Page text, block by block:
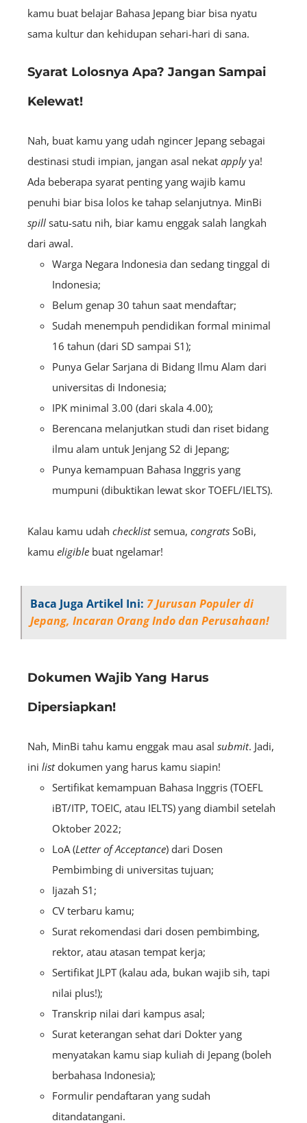
kamu buat belajar Bahasa Jepang biar bisa nyatu
sama kultur dan kehidupan sehari-hari di sana.
Syarat Lolosnya Apa? Jangan Sampai
Kelewat!
Nah, buat kamu yang udah ngincer Jepang sebagai
destinasi studi impian, jangan asal nekat applyya!
Ada beberapa syarat penting yang wajib kamu
penuhi biar bisa lolos ke tahap selanjutnya. MinBi
spill satu-satu nih, biar kamu enggak salah langkah
dari awal.
Warga Negara Indonesia dan sedang tinggal di
Indonesia;
Belum genap 30 tahun saat mendaftar;
Sudah menempuh pendidikan formal minimal
16 tahun (dari SD sampai S1);
Punya Gelar Sarjana di Bidang Ilmu Alam dari
universitas di Indonesia;
IPK minimal 3.00 (dari skala 4.00);
Berencana melanjutkan studi dan riset bidang
ilmu alam untuk Jenjang S2 di Jepang;
Punya kemampuan Bahasa Inggris yang
mumpuni (dibuktikan lewat skor TOEFL/IELTS).
Kalau kamu udah checklistsemua, congrats SoBi,
kamu eligible buat ngelamar!
Baca Juga Artikel Ini: 7 Jurusan Populer di
Jepang, Incaran Orang Indo dan Perusahaan!
Dokumen Wajib Yang Harus
Dipersiapkan!
Nah, MinBi tahu kamu enggak mau asal submit. Jadi,
ini listdokumen yang harus kamu siapin!
Sertifikat kemampuan Bahasa Inggris (TOEFL
iBT/ITP, TOEIC, atau IELTS) yang diambil setelah
Oktober 2022;
LoA (Letter of Acceptance) dari Dosen
Pembimbing di universitas tujuan;
Ijazah S1;
CV terbaru kamu;
Surat rekomendasi dari dosen pembimbing,
rektor, atau atasan tempat kerja;
Sertifikat JLPT (kalau ada, bukan wajib sih, tapi
nilai plus!);
Transkrip nilai dari kampus asal;
Surat keterangan sehat dari Dokter yang
menyatakan kamu siap kuliah di Jepang (boleh
berbahasa Indonesia);
Formulir pendaftaran yang sudah
ditandatangani.